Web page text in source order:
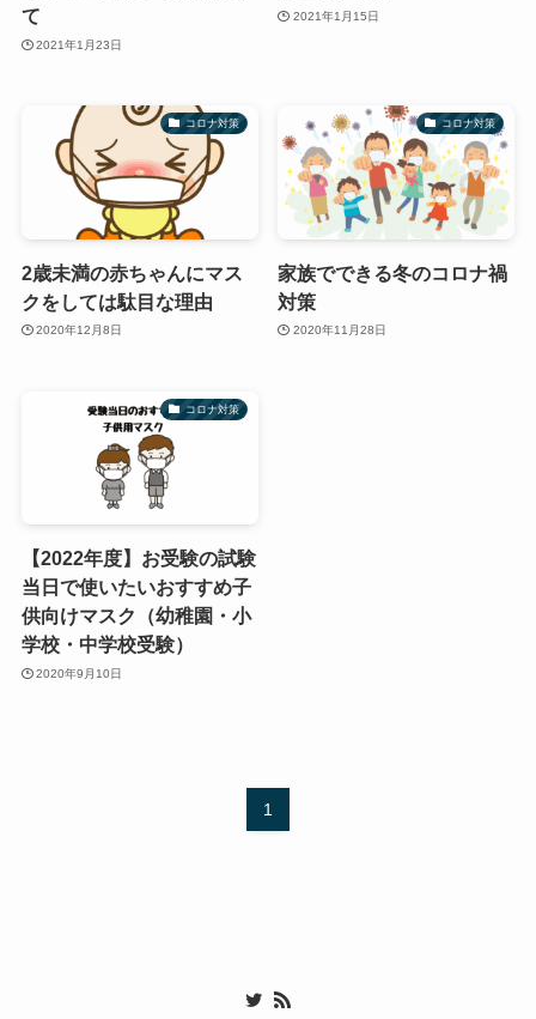
て
2021年1月23日
2021年1月15日
コロナ対策
2歳未満の赤ちゃんにマス
クをしては駄目な理由
2020年12月8日
コロナ対策
家族でできる冬のコロナ禍
対策
2020年11月28日
コロナ対策
【2022年度】お受験の試験
当日で使いたいおすすめ子
供向けマスク（幼稚園・小
学校・中学校受験）
2020年9月10日
1